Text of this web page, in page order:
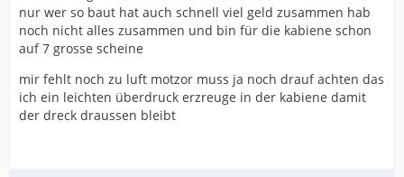
nur wer so baut hat auch schnell viel geld zusammen hab
noch nicht alles zusammen und bin für die kabiene schon
auf 7 grosse scheine
mir fehlt noch zu luft motzor muss ja noch drauf achten das
ich ein leichten überdruck erzreuge in der kabiene damit
der dreck draussen bleibt